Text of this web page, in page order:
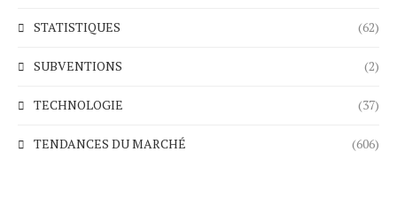
STATISTIQUES (62)
SUBVENTIONS (2)
TECHNOLOGIE (37)
TENDANCES DU MARCHÉ (606)